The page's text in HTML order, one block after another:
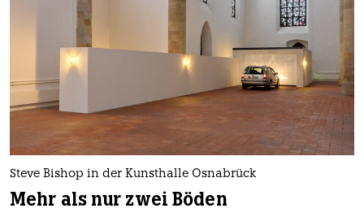
Steve Bishop in der Kunsthalle Osnabrück
Mehr als nur zwei Böden